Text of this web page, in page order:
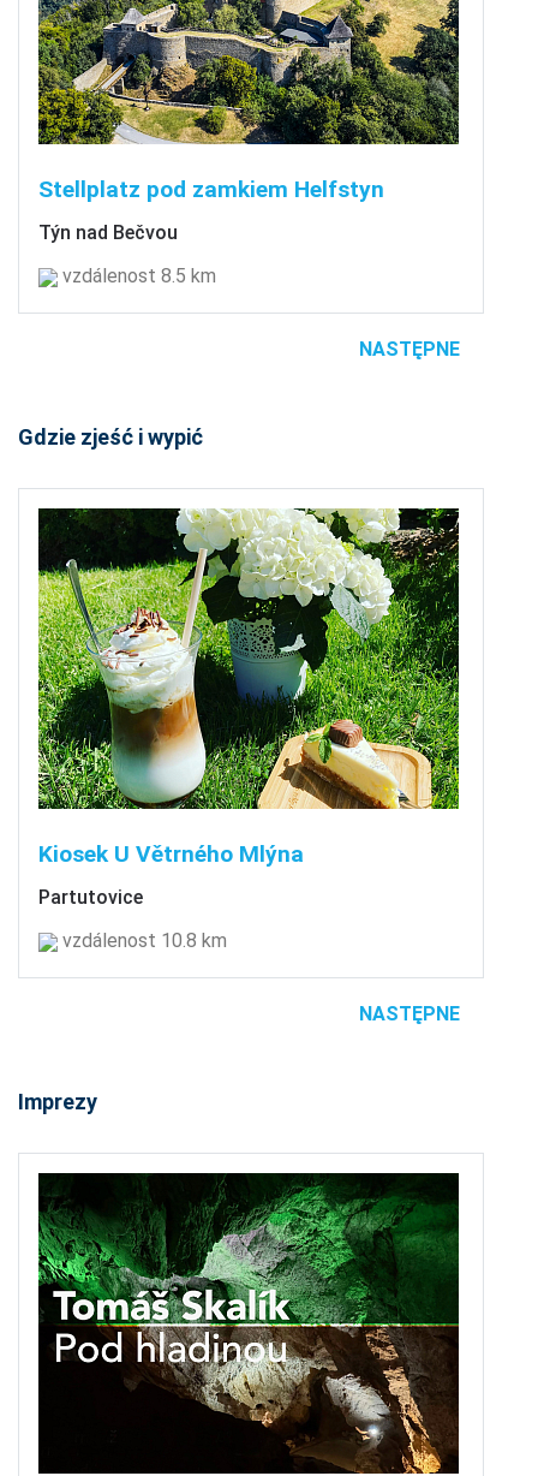
Stellplatz pod zamkiem Helfstyn
Týn nad Bečvou
vzdálenost 8.5 km
NASTĘPNE
Gdzie zjeść i wypić
Kiosek U Větrného Mlýna
Partutovice
vzdálenost 10.8 km
NASTĘPNE
Imprezy